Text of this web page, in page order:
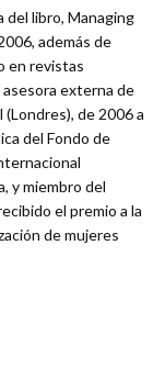
del libro, Managing
además de
en revistas
asesora externa de
de 2006 a
del Fondo de
y miembro del
el premio a la
de mujeres